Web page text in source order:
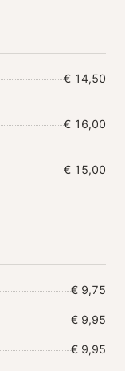
€ 14,50
€ 16,00
€ 15,00
€ 9,75
€ 9,95
€ 9,95